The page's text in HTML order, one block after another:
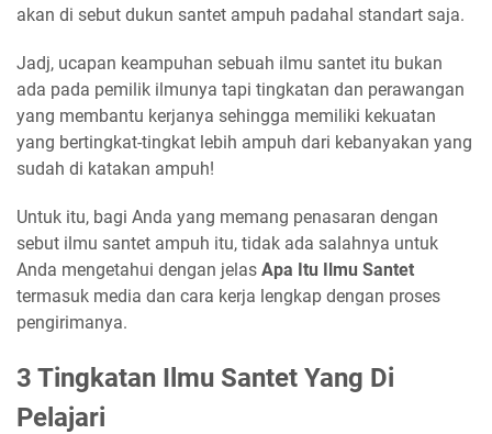
akan di sebut dukun santet ampuh padahal standart saja.
Jadj, ucapan keampuhan sebuah ilmu santet itu bukan
ada pada pemilik ilmunya tapi tingkatan dan perawangan
yang membantu kerjanya sehingga memiliki kekuatan
yang bertingkat-tingkat lebih ampuh dari kebanyakan yang
sudah di katakan ampuh!
Untuk itu, bagi Anda yang memang penasaran dengan
sebut ilmu santet ampuh itu, tidak ada salahnya untuk
Anda mengetahui dengan jelas Apa Itu Ilmu Santet
termasuk media dan cara kerja lengkap dengan proses
pengirimanya.
3 Tingkatan Ilmu Santet Yang Di
Pelajari